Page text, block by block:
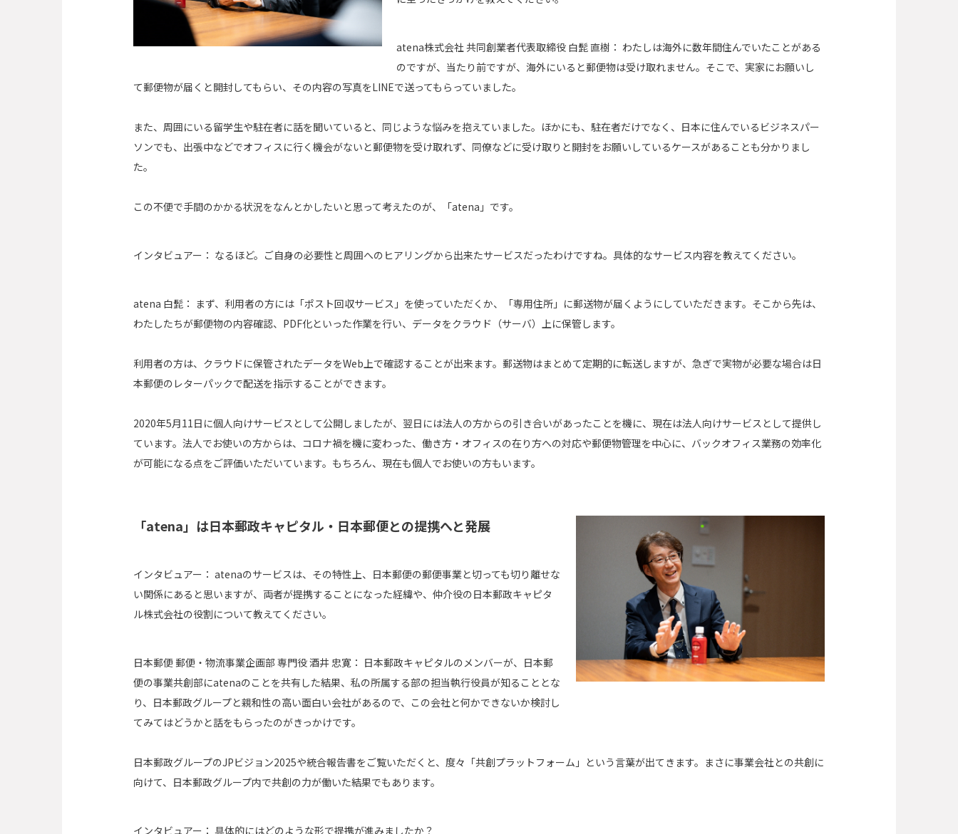
atena株式会社 共同創業者代表取締役 白髭 直樹： わたしは海外に数年間住んでいたことがある
のですが、当たり前ですが、海外にいると郵便物は受け取れません。そこで、実家にお願いし
て郵便物が届くと開封してもらい、その内容の写真をLINEで送ってもらっていました。
また、周囲にいる留学生や駐在者に話を聞いていると、同じような悩みを抱えていました。ほかにも、駐在者だけでなく、日本に住んでいるビジネスパー
ソンでも、出張中などでオフィスに行く機会がないと郵便物を受け取れず、同僚などに受け取りと開封をお願いしているケースがあることも分かりまし
た。
この不便で手間のかかる状況をなんとかしたいと思って考えたのが、「atena」です。
インタビュアー： なるほど。ご自身の必要性と周囲へのヒアリングから出来たサービスだったわけですね。具体的なサービス内容を教えてください。
atena 白髭： まず、利用者の方には「ポスト回収サービス」を使っていただくか、「専用住所」に郵送物が届くようにしていただきます。そこから先は、
わたしたちが郵便物の内容確認、PDF化といった作業を行い、データをクラウド（サーバ）上に保管します。
利用者の方は、クラウドに保管されたデータをWeb上で確認することが出来ます。郵送物はまとめて定期的に転送しますが、急ぎで実物が必要な場合は日
本郵便のレターパックで配送を指示することができます。
2020年5月11日に個人向けサービスとして公開しましたが、翌日には法人の方からの引き合いがあったことを機に、現在は法人向けサービスとして提供し
ています。法人でお使いの方からは、コロナ禍を機に変わった、働き方・オフィスの在り方への対応や郵便物管理を中心に、バックオフィス業務の効率化
が可能になる点をご評価いただいています。もちろん、現在も個人でお使いの方もいます。
「atena」は日本郵政キャピタル・日本郵便との提携へと発展
インタビュアー： atenaのサービスは、その特性上、日本郵便の郵便事業と切っても切り離せな
い関係にあると思いますが、両者が提携することになった経緯や、仲介役の日本郵政キャピタ
ル株式会社の役割について教えてください。
日本郵便 郵便・物流事業企画部 専門役 酒井 忠寛： 日本郵政キャピタルのメンバーが、日本郵
便の事業共創部にatenaのことを共有した結果、私の所属する部の担当執行役員が知ることとな
り、日本郵政グループと親和性の高い面白い会社があるので、この会社と何かできないか検討し
てみてはどうかと話をもらったのがきっかけです。
日本郵政グループのJPビジョン2025や統合報告書をご覧いただくと、度々「共創プラットフォーム」という言葉が出てきます。まさに事業会社との共創に
向けて、日本郵政グループ内で共創の力が働いた結果でもあります。
インタビュアー： 具体的にはどのような形で提携が進みましたか？